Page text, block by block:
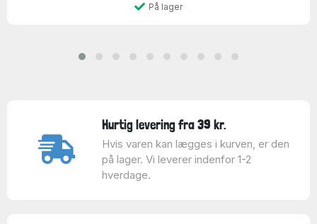
På lager
Hurtig levering fra 39 kr.
Hvis varen kan lægges i kurven, er den
på lager. Vi leverer indenfor 1-2
hverdage.